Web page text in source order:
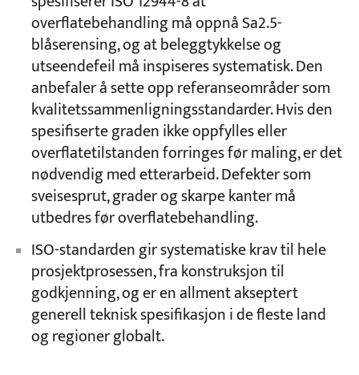
overflatebehandling må oppnå Sa2.5-
blåserensing, og at beleggtykkelse og
utseendefeil må inspiseres systematisk. Den
anbefaler å sette opp referanseområder som
kvalitetssammenligningsstandarder. Hvis den
spesifiserte graden ikke oppfylles eller
overflatetilstanden forringes før maling, er det
nødvendig med etterarbeid. Defekter som
sveisesprut, grader og skarpe kanter må
utbedres før overflatebehandling.
ISO-standarden gir systematiske krav til hele
prosjektprosessen, fra konstruksjon til
godkjenning, og er en allment akseptert
generell teknisk spesifikasjon i de fleste land
og regioner globalt.